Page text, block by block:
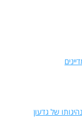
של גדעון